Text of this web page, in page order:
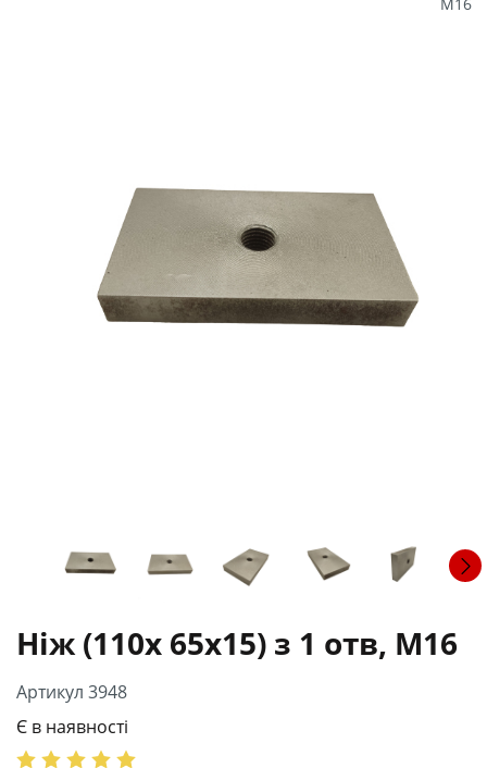
Ніж (110х 65х15) з 1 отв, М16
Артикул 3948
Є в наявності